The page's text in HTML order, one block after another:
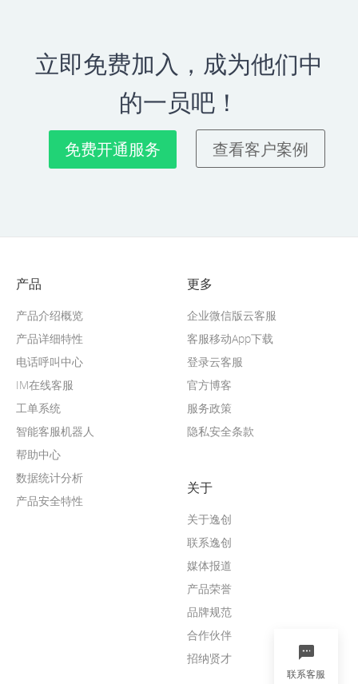
立即免费加入，成为他们中
的一员吧！
免费开通服务 查看客户案例
产品
产品介绍概览
产品详细特性
电话呼叫中心
IM在线客服
工单系统
智能客服机器人
帮助中心
数据统计分析
产品安全特性
更多
企业微信版云客服
客服移动App下载
登录云客服
官方博客
服务政策
隐私安全条款
关于
关于逸创
联系逸创
媒体报道
产品荣誉
品牌规范
合作伙伴
招纳贤才
联系客服